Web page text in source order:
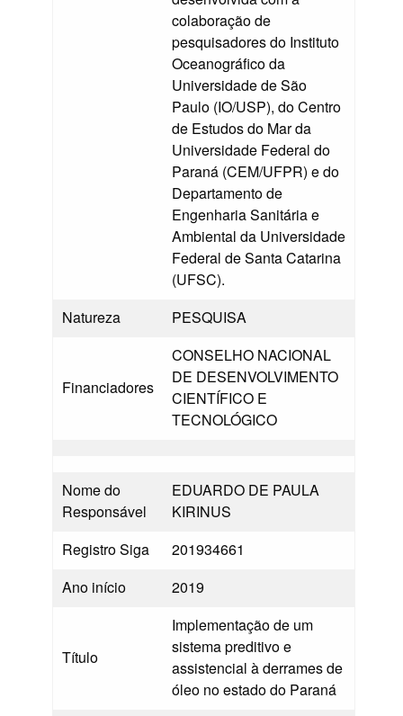
colaboração de
pesquisadores do Instituto
Oceanográfico da
Universidade de São
Paulo (IO/USP), do Centro
de Estudos do Mar da
Universidade Federal do
Paraná (CEM/UFPR) e do
Departamento de
Engenharia Sanitária e
Ambiental da Universidade
Federal de Santa Catarina
(UFSC).
Natureza
PESQUISA
Financiadores
CONSELHO NACIONAL
DE DESENVOLVIMENTO
CIENTÍFICO E
TECNOLÓGICO
Nome do
Responsável
EDUARDO DE PAULA
KIRINUS
Registro Siga
201934661
Ano início
2019
Título
Implementação de um
sistema preditivo e
assistencial à derrames de
óleo no estado do Paraná